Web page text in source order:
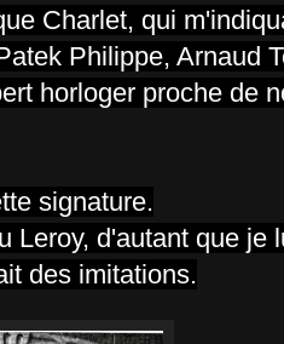
Charlet, qui
Philippe, Arnaud
horloger proche de
signature.
d'autant que je
des imitations.